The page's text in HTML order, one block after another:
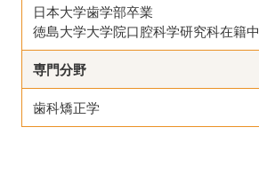
日本大学歯学部卒業
徳島大学大学院口腔科学研究科在籍中
専門分野
歯科矯正学